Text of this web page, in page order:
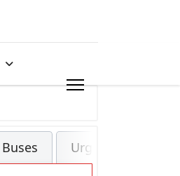
Buses Urgencias